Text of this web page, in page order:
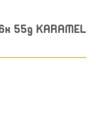
55g KARAMEL